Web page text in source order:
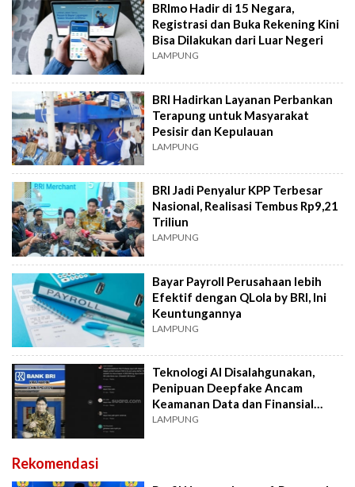
BRImo Hadir di 15 Negara,
Registrasi dan Buka Rekening Kini
Bisa Dilakukan dari Luar Negeri
LAMPUNG
BRI Hadirkan Layanan Perbankan
Terapung untuk Masyarakat
Pesisir dan Kepulauan
LAMPUNG
BRI Jadi Penyalur KPP Terbesar
Nasional, Realisasi Tembus Rp9,21
Triliun
LAMPUNG
Bayar Payroll Perusahaan lebih
Efektif dengan QLola by BRI, Ini
Keuntungannya
LAMPUNG
Teknologi AI Disalahgunakan,
Penipuan Deepfake Ancam
Keamanan Data dan Finansial
Masyarakat
LAMPUNG
Rekomendasi